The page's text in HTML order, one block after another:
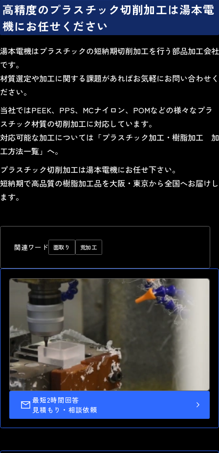
高精度のプラスチック切削加工は湯本電
機にお任せください
湯本電機はプラスチックの短納期切削加工を行う部品加工会社
です。
材質選定や加工に関する課題があればお気軽にお問い合わせく
ださい。
当社ではPEEK、 PPS、 MCナイロン、 POMなどの様々なプラ
スチック材質の切削加工に対応しています。
対応可能な加工については「プラスチック加工・樹脂加工 加
工方法一覧 」へ。
プラスチック切削加工は湯本電機にお任せ下さい。
短納期で高品質の樹脂加工品を大阪・東京から全国へお届けし
ます。
関連ワード 面取り 荒加工
高精度 切削加工
最短2時間回答
見積もり・相談依頼